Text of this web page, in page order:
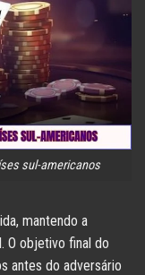
sul-americanos
mantendo a
O objetivo final do
antes do adversário